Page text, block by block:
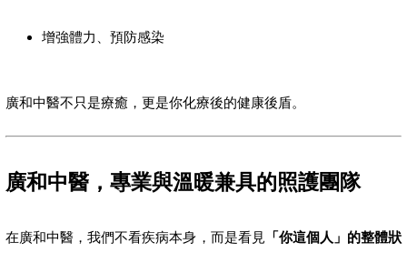
增強體力、預防感染
廣和中醫不只是療癒，更是你化療後的健康後盾。
廣和中醫，專業與溫暖兼具的照護團隊
在廣和中醫，我們不看疾病本身，而是看見 「你這個人」的整體狀